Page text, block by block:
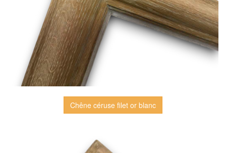
Chêne céruse filet or blanc